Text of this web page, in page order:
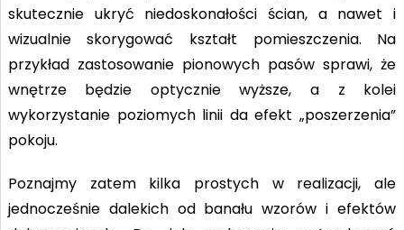
skutecznie ukryć niedoskonałości ścian, a nawet i
wizualnie skorygować kształt pomieszczenia. Na
przykład zastosowanie pionowych pasów sprawi, że
wnętrze będzie optycznie wyższe, a z kolei
wykorzystanie poziomych linii da efekt „poszerzenia”
pokoju.
Poznajmy zatem kilka prostych w realizacji, ale
jednocześnie dalekich od banału wzorów i efektów